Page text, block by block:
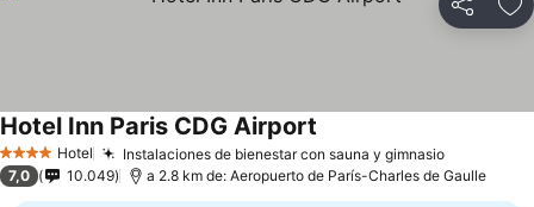
Compartir
4 EstrellasHotel Instalaciones de bienestar con sauna y gimnasio
Hotel Inn Paris CDG Airport
7,0 10.049 a 2.8 km de: Aeropuerto de París-Charles de Gaulle